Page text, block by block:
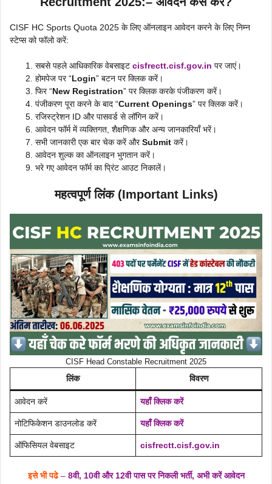
CISF HC Sports Quota 2025 के लिए ऑनलाइन आवेदन करने के लिए निम्न
स्टेप्स को फॉलो करें:
सबसे पहले आधिकारिक वेबसाइट cisfrectt.cisf.gov.in पर जाएं।
होमपेज पर “Login” बटन पर क्लिक करें।
फिर “New Registration” पर क्लिक करके पंजीकरण करें।
पंजीकरण पूरा करने के बाद “Current Openings” पर क्लिक करें।
रजिस्ट्रेशन ID और पासवर्ड से लॉगिन करें।
आवेदन फॉर्म में व्यक्तिगत, शैक्षणिक और अन्य जानकारियाँ भरें।
सभी जानकारी एक बार चेक करें औरSubmit करें।
आवेदन शुल्क का ऑनलाइन भुगतान करें।
भरे गए आवेदन फॉर्म का प्रिंट आउट निकालें।
महत्वपूर्ण लिंक (Important Links)
CISF Head Constable Recruitment 2025
लिंक विवरण
आवेदन करें यहाँ क्लिक करें
नोटिफिकेशन डाउनलोड करें यहाँ क्लिक करें
ऑफिसियल वेबसाइट cisfrectt.cisf.gov.in
इसे भी पढे– 8वी, 10वी और 12वी पास पर निकली भर्ती, अभी करें आवेदन